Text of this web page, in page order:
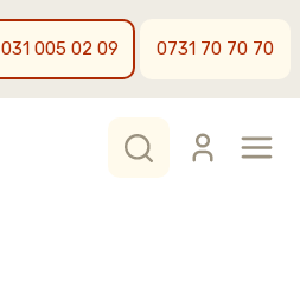
031 005 02 09 0731 70 70 70